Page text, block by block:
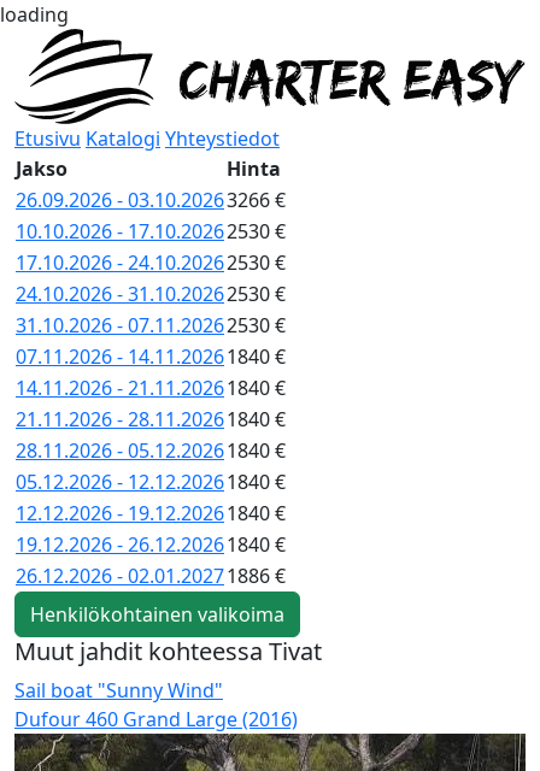
loading
Etusivu Katalogi Yhteystiedot
Jakso
Hinta
26.09.2026 - 03.10.20263266 €
10.10.2026 - 17.10.20262530 €
17.10.2026 - 24.10.20262530 €
24.10.2026 - 31.10.20262530 €
31.10.2026 - 07.11.20262530 €
07.11.2026 - 14.11.20261840 €
14.11.2026 - 21.11.20261840 €
21.11.2026 - 28.11.20261840 €
28.11.2026 - 05.12.20261840 €
05.12.2026 - 12.12.20261840 €
12.12.2026 - 19.12.20261840 €
19.12.2026 - 26.12.20261840 €
26.12.2026 - 02.01.20271886 €
Henkilökohtainen valikoima
Muut jahdit kohteessa Tivat
Sail boat "Sunny Wind"
Dufour 460 Grand Large (2016)